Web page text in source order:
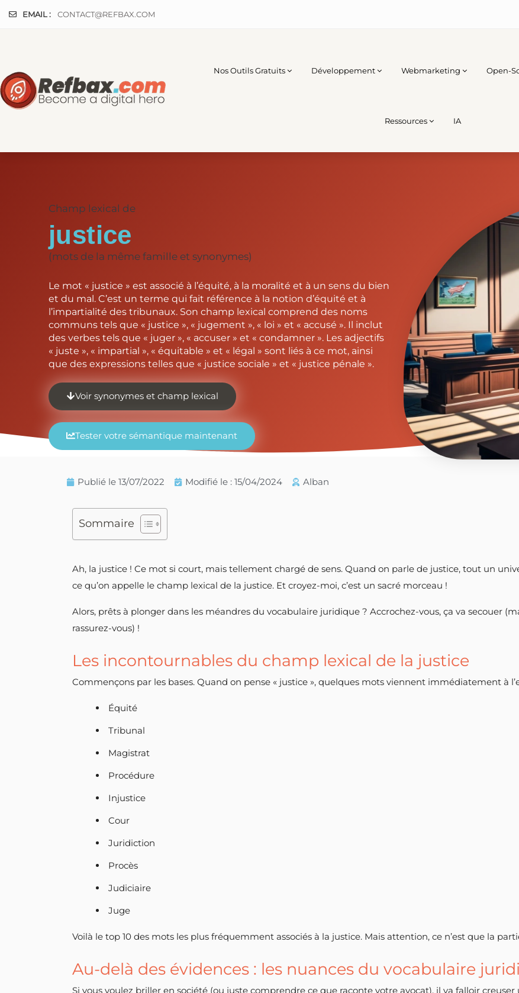
EMAIL : CONTACT@REFBAX.COM
Nos Outils Gratuits Développement Webmarketing Open-
Ressources IA
Champ lexical de
justice
(mots de la même famille et synonymes)
Le mot « justice » est associé à l’équité, à la moralité et à un sens du bien
et du mal. C’est un terme qui fait référence à la notion d’équité et à
l’impartialité des tribunaux. Son champ lexical comprend des noms
communs tels que « justice », « jugement », « loi » et « accusé ». Il inclut
des verbes tels que « juger », « accuser » et « condamner ». Les adjectifs
« juste », « impartial », « équitable » et « légal » sont liés à ce mot, ainsi
que des expressions telles que « justice sociale » et « justice pénale ».
Voir synonymes et champ lexical
Tester votre sémantique maintenant
Publié le 13/07/2022 Modifié le : 15/04/2024 Alban
Sommaire
Ah, la justice ! Ce mot si court, mais tellement chargé de sens. Quand on parle de justice, tout un
ce qu’on appelle le champ lexical de la justice. Et croyez-moi, c’est un sacré morceau !
Alors, prêts à plonger dans les méandres du vocabulaire juridique ? Accrochez-vous, ça va secouer
rassurez-vous) !
Les incontournables du champ lexical de la justice
Commençons par les bases. Quand on pense « justice », quelques mots viennent immédiatement à
Équité
Tribunal
Magistrat
Procédure
Injustice
Cour
Juridiction
Procès
Judiciaire
Juge
Voilà le top 10 des mots les plus fréquemment associés à la justice. Mais attention, ce n’est que la
Au-delà des évidences : les nuances du vocabulaire
Si vous voulez briller en société (ou juste comprendre ce que raconte votre avocat), il va falloir